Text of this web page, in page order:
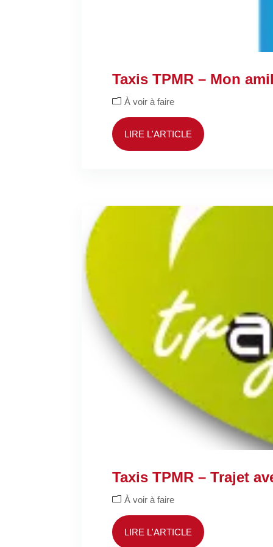
Taxis TPMR – Mon
À voir à faire
LIRE L'ARTICLE
Taxis TPMR – Trajet
À voir à faire
LIRE L'ARTICLE